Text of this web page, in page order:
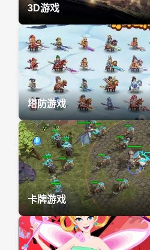
3D游戏
塔防游戏
卡牌游戏